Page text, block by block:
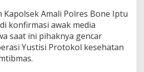
s
,
P
e
r
s
Amali Polres Bone Iptu
konfirmasi awak media
saat ini pihaknya gencar
Yustisi Protokol kesehatan